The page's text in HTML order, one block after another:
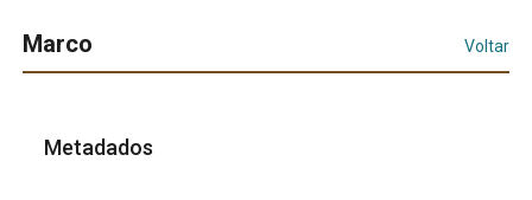
Marco Voltar
Metadados